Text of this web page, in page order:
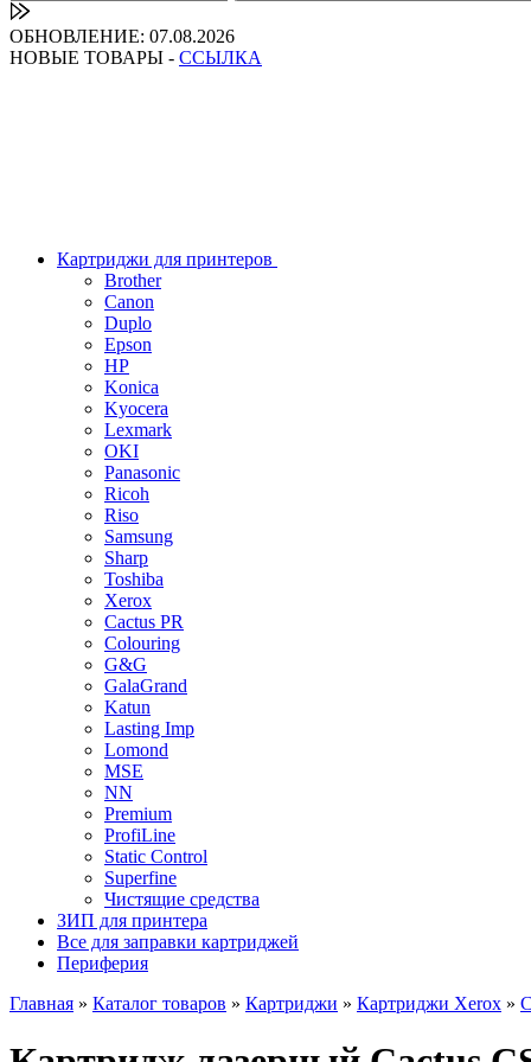
ОБНОВЛЕНИЕ: 07.08.2026
НОВЫЕ ТОВАРЫ - ССЫЛКА
Картриджи для принтеров
Brother
Canon
Duplo
Epson
HP
Konica
Kyocera
Lexmark
OKI
Panasonic
Ricoh
Riso
Samsung
Sharp
Toshiba
Xerox
Cactus PR
Colouring
G&G
GalaGrand
Katun
Lasting Imp
Lomond
MSE
NN
Premium
ProfiLine
Static Control
Superfine
Чистящие средства
ЗИП для принтера
Все для заправки картриджей
Периферия
Главная » Каталог товаров » Картриджи » Картриджи Xerox »